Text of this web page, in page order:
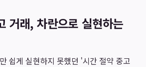
거래, 차란으로 실현하는
쉽게 실현하지 못했던 '시간 절약 중고